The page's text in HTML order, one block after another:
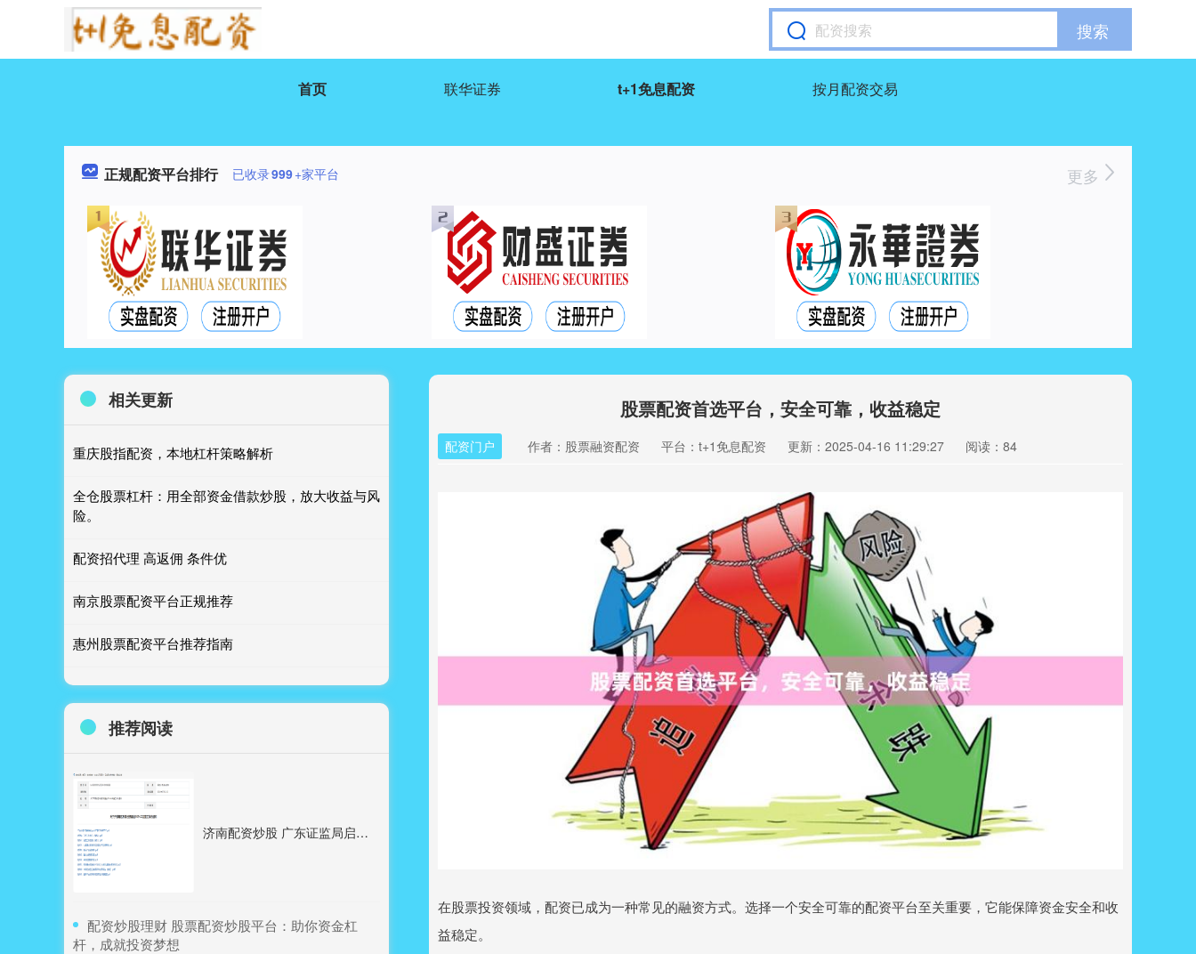
搜索
首页 联华证券 t+1免息配资 按月配资交易
正规配资平台排行 已收录999+家平台 更多
股票配资首选平台，安全可靠，收益稳定
配资门户 作者：股票融资配资 平台：t+1免息配资 更新：2025-04-16 11:29:27 阅读：84
在股票投资领域，配资已成为一种常见的融资方式。选择一个安全可靠的配资平台至关重要，它能保障资金安全和收
益稳定。
相关更新
重庆股指配资，本地杠杆策略解析
全仓股票杠杆：用全部资金借款炒股，放大收益与风
险。
配资招代理 高返佣 条件优
南京股票配资平台正规推荐
惠州股票配资平台推荐指南
推荐阅读
济南配资炒股 广东证监局启动私募自查，重点关注量化交易等
​配资炒股理财 股票配资炒股平台：助你资金杠
杆，成就投资梦想